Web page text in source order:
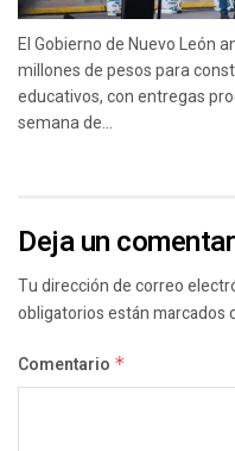
El Gobierno de Nuevo León
millones de pesos para
educativos, con entregas
semana de...
Deja un
Tu dirección de correo
obligatorios están marcados
Comentario *